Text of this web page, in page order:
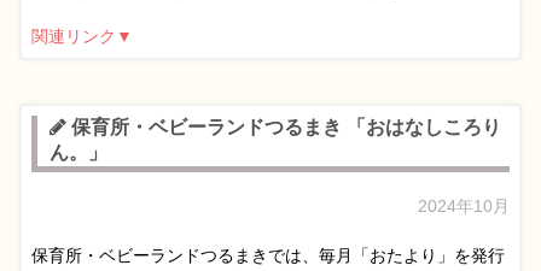
関連リンク▼
保育所・ベビーランドつるまき 「おはなしころり
ん。」
2024年10月
保育所・ベビーランドつるまきでは、毎月「おたより」を発行